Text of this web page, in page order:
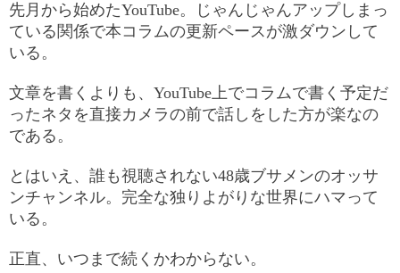
先月から始めたYouTube。じゃんじゃんアップしまっ
ている関係で本コラムの更新ペースが激ダウンして
いる。
文章を書くよりも、YouTube上でコラムで書く予定だ
ったネタを直接カメラの前で話しをした方が楽なの
である。
とはいえ、誰も視聴されない48歳ブサメンのオッサ
ンチャンネル。完全な独りよがりな世界にハマって
いる。
正直、いつまで続くかわからない。